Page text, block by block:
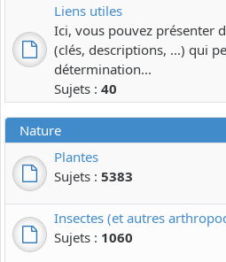
Liens utiles
Ici, vous pouvez présenter
(clés, descriptions, ...) qui
détermination...
Sujets : 40
Nature
Plantes
Sujets : 5383
Insectes (et autres
Sujets : 1060